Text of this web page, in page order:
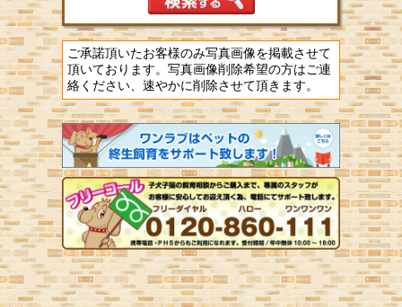
ご承諾頂いたお客様のみ写真画像を掲載させて
頂いております。写真画像削除希望の方はご連
絡ください、速やかに削除させて頂きます。